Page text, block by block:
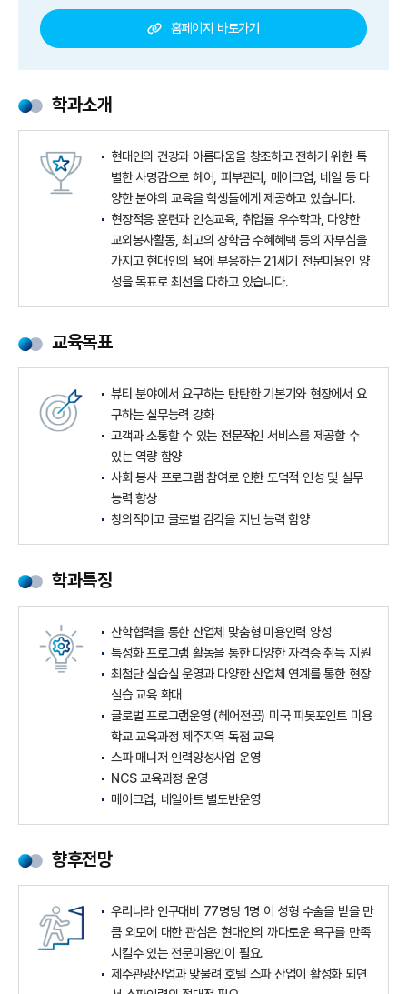
홈페이지 바로가기
학과소개
현대인의 건강과 아름다움을 창조하고 전하기 위한 특
별한 사명감으로 헤어, 피부관리, 메이크업, 네일 등 다
양한 분야의 교육을 학생들에게 제공하고 있습니다.
현장적응 훈련과 인성교육, 취업률 우수학과, 다양한
교외봉사활동, 최고의 장학금 수혜혜택 등의 자부심을
가지고 현대인의 욕에 부응하는 21세기 전문미용인 양
성을 목표로 최선을 다하고 있습니다.
교육목표
뷰티 분야에서 요구하는 탄탄한 기본기와 현장에서 요
구하는 실무능력 강화
고객과 소통할 수 있는 전문적인 서비스를 제공할 수
있는 역량 함양
사회 봉사 프로그램 참여로 인한 도덕적 인성 및 실무
능력 향상
창의적이고 글로벌 감각을 지닌 능력 함양
학과특징
산학협력을 통한 산업체 맞춤형 미용인력 양성
특성화 프로그램 활동을 통한 다양한 자격증 취득 지원
최첨단 실습실 운영과 다양한 산업체 연계를 통한 현장
실습 교육 확대
글로벌 프로그램운영 (헤어전공) 미국 피봇포인트 미용
학교 교육과정 제주지역 독점 교육
스파 매니저 인력양성사업 운영
NCS 교육과정 운영
메이크업, 네일아트 별도반운영
향후전망
우리나라 인구대비 77명당 1명 이 성형 수술을 받을 만
큼 외모에 대한 관심은 현대인의 까다로운 욕구를 만족
시킬수 있는 전문미용인이 필요.
제주관광산업과 맞물려 호텔 스파 산업이 활성화 되면